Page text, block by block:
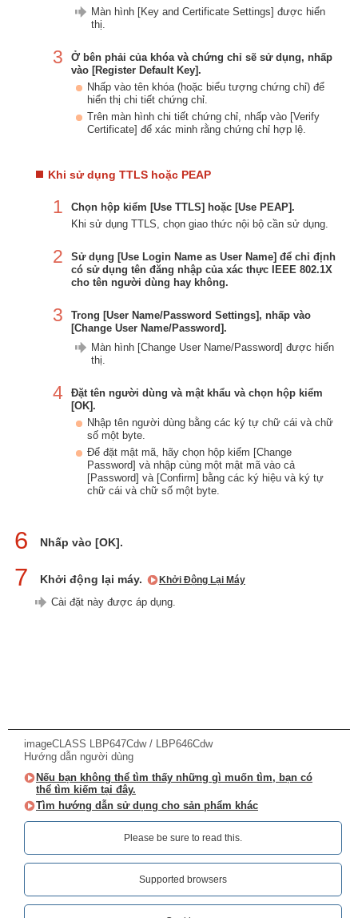
Màn hình [Key and Certificate Settings] được hiển
thị.
3
Ở bên phải của khóa và chứng chỉ sẽ sử dụng, nhấp
vào [Register Default Key].
Nhấp vào tên khóa (hoặc biểu tượng chứng chỉ) để
hiển thị chi tiết chứng chỉ.
Trên màn hình chi tiết chứng chỉ, nhấp vào [Verify
Certificate] để xác minh rằng chứng chỉ hợp lệ.
Khi sử dụng TTLS hoặc PEAP
1
Chọn hộp kiểm [Use TTLS] hoặc [Use PEAP].
Khi sử dụng TTLS, chọn giao thức nội bộ cần sử dụng.
2
Sử dụng [Use Login Name as User Name] để chỉ định
có sử dụng tên đăng nhập của xác thực IEEE 802.1X
cho tên người dùng hay không.
3
Trong [User Name/Password Settings], nhấp vào
[Change User Name/Password].
Màn hình [Change User Name/Password] được hiển
thị.
4
Đặt tên người dùng và mật khẩu và chọn hộp kiểm
[OK].
Nhập tên người dùng bằng các ký tự chữ cái và chữ
số một byte.
Để đặt mật mã, hãy chọn hộp kiểm [Change
Password] và nhập cùng một mật mã vào cả
[Password] và [Confirm] bằng các ký hiệu và ký tự
chữ cái và chữ số một byte.
6 Nhấp vào [OK].
7 Khởi động lại máy. Khởi Động Lại Máy
Cài đặt này được áp dụng.
imageCLASS LBP647Cdw / LBP646Cdw
Hướng dẫn người dùng
Nếu bạn không thể tìm thấy những gì muốn tìm, bạn có
thể tìm kiếm tại đây.
Tìm hướng dẫn sử dụng cho sản phẩm khác
Please be sure to read this.‎
Supported browsers